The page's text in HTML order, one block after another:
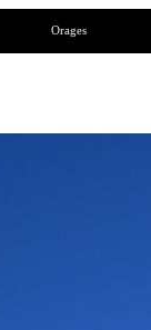
Orages